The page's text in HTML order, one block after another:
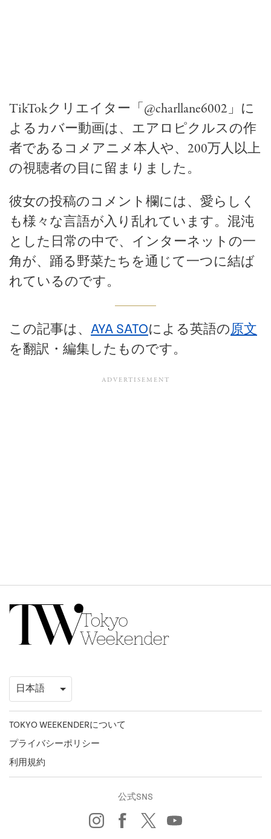
TikTokクリエイター「@charllane6002」に
よるカバー動画は、エアロピクルスの作
者であるコメアニメ本人や、200万人以上
の視聴者の目に留まりました。
彼女の投稿のコメント欄には、愛らしく
も様々な言語が入り乱れています。混沌
とした日常の中で、インターネットの一
角が、踊る野菜たちを通じて一つに結ば
れているのです。
この記事は、 AYA SATOによる英語の原文
を翻訳・編集したものです。
TOKYO WEEKENDERについて
プライバシーポリシー
利用規約
公式SNS